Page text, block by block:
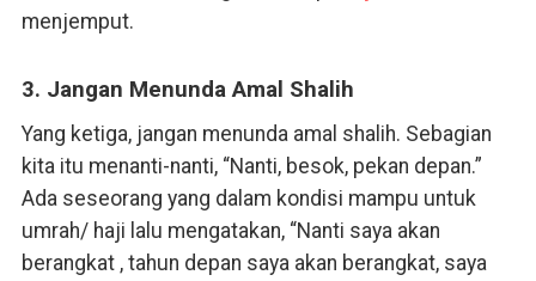
menjemput.
3. Jangan Menunda Amal Shalih
Yang ketiga, jangan menunda amal shalih. Sebagian
kita itu menanti-nanti, “Nanti, besok, pekan depan.”
Ada seseorang yang dalam kondisi mampu untuk
umrah/ haji lalu mengatakan, “Nanti saya akan
berangkat , tahun depan saya akan berangkat, saya